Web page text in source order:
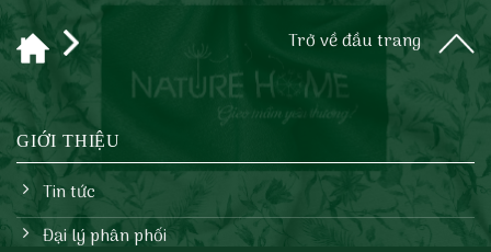
Trở về đầu trang
GIỚI THIỆU
Tin tức
Đại lý phân phối